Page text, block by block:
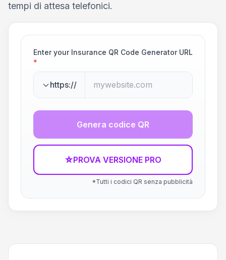
tempi di attesa telefonici.
Enter your Insurance QR Code Generator URL
*
https://
Genera codice QR
☆PROVA VERSIONE PRO
*Tutti i codici QR senza pubblicità